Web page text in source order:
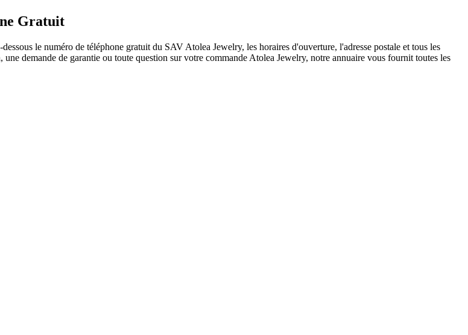
Gratuit
le numéro de téléphone gratuit du SAV Atolea Jewelry, les horaires d'ouverture, l'adresse postale et tous les
demande de garantie ou toute question sur votre commande Atolea Jewelry, notre annuaire vous fournit toutes les